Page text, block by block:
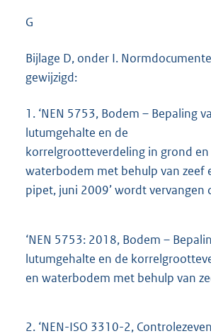
G
Bijlage D, onder I.
gewijzigd:
1. ‘NEN 5753, Bodem – Bepaling
lutumgehalte en de
korrelgrootteverdeling in grond en
waterbodem met behulp van zeef
pipet, juni 2009’ wordt vervangen
‘NEN 5753: 2018, Bodem –
lutumgehalte en de
en waterbodem met behulp van
2. ‘NEN-ISO 3310-2,